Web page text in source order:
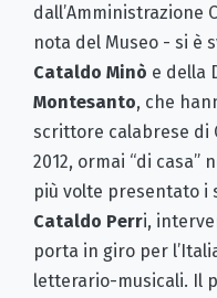
dall’Amministrazione
nota del Museo - si è
Cataldo Minò e della
Montesanto, che
scrittore calabrese di
2012, ormai “di
più volte presentato i
Cataldo Perri,
porta in giro per
letterario-musicali. Il